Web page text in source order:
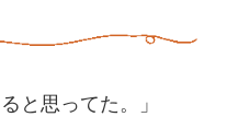
と思ってた。」